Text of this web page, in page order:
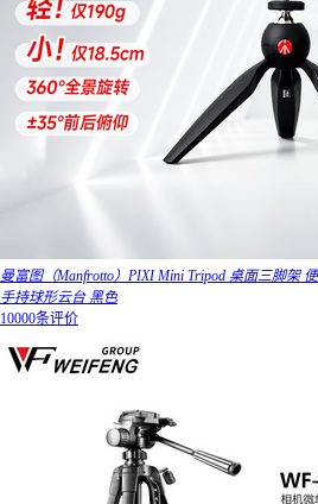
曼富图（Manfrotto）PIXI Mini Tripod 桌面三脚架
手持球形云台 黑色
10000条评价